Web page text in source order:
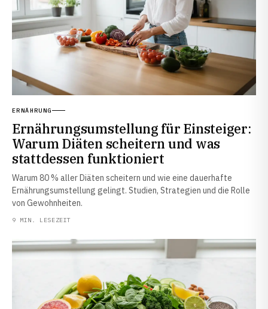
ERNÄHRUNG
Ernährungsumstellung für Einsteiger:
Warum Diäten scheitern und was
stattdessen funktioniert
Warum 80 % aller Diäten scheitern und wie eine dauerhafte
Ernährungsumstellung gelingt. Studien, Strategien und die Rolle
von Gewohnheiten.
9 MIN. LESEZEIT